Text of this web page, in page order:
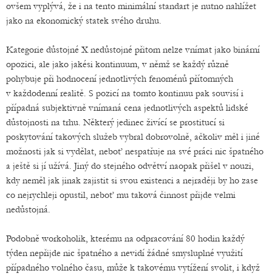
ovšem vyplývá, že i na tento minimální standart je nutno nahlížet
jako na ekonomický statek svého druhu.
Kategorie důstojné X nedůstojné přitom nelze vnímat jako binární
opozici, ale jako jakési kontinuum, v němž se každý různě
pohybuje při hodnocení jednotlivých fenoménů přítomných
v každodenní realitě. S pozicí na tomto kontinuu pak souvisí i
případná subjektivně vnímaná cena jednotlivých aspektů lidské
důstojnosti na trhu. Některý jedinec živící se prostitucí si
poskytování takových služeb vybral dobrovolně, ačkoliv měl i jiné
možnosti jak si vydělat, neboť nespatřuje na své práci nic špatného
a ještě si jí užívá. Jiný do stejného odvětví naopak přišel v nouzi,
kdy neměl jak jinak zajistit si svou existenci a nejraději by ho zase
co nejrychleji opustil, neboť mu taková činnost přijde velmi
nedůstojná.
Podobně workoholik, kterému na odpracování 80 hodin každý
týden nepřijde nic špatného a nevidí žádné smysluplné využití
případného volného času, může k takovému vytížení svolit, i když